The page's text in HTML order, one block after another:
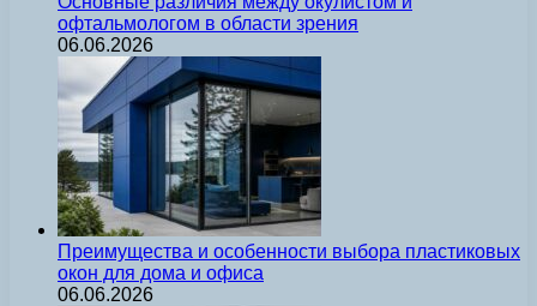
офтальмологом в области зрения
06.06.2026
Преимущества и особенности выбора пластиковых
окон для дома и офиса
06.06.2026